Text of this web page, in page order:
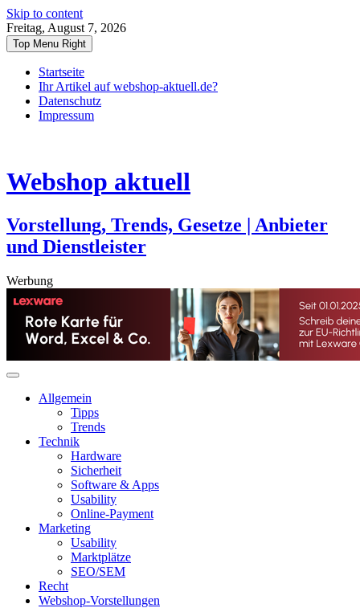
Skip to content
Freitag, August 7, 2026
Top Menu Right
Startseite
Ihr Artikel auf webshop-aktuell.de?
Datenschutz
Impressum
Webshop aktuell
Vorstellung, Trends, Gesetze | Anbieter
und Dienstleister
Werbung
Allgemein
Tipps
Trends
Technik
Hardware
Sicherheit
Software & Apps
Usability
Online-Payment
Marketing
Usability
Marktplätze
SEO/SEM
Recht
Webshop-Vorstellungen